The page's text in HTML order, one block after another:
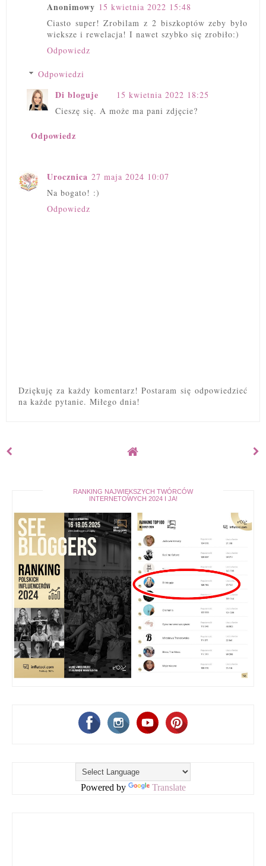
Anonimowy 15 kwietnia 2022 15:48
Ciasto super! Zrobilam z 2 biszkoptów zeby było
wieksze i rewelacja! I nawet szybko się zrobiło:)
Odpowiedz
Odpowiedzi
Di bloguje
15 kwietnia 2022 18:25
Cieszę się. A może ma pani zdjęcie?
Odpowiedz
Urocznica 27 maja 2024 10:07
Na bogato! :)
Odpowiedz
Dziękuję za każdy komentarz! Postaram się odpowiedzieć
na każde pytanie. Miłego dnia!
RANKING NAJWIĘKSZYCH TWÓRCÓW
INTERNETOWYCH 2024 I JA!
Powered by Translate